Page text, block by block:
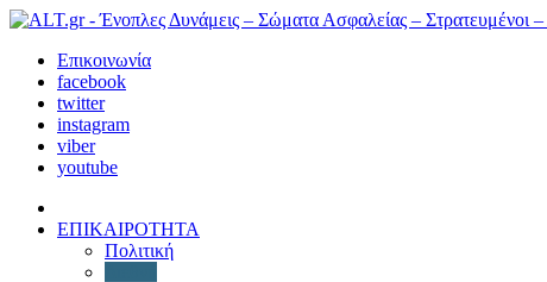
Επικοινωνία
facebook
twitter
instagram
viber
youtube
ΕΠΙΚΑΙΡΟΤΗΤΑ
Πολιτική